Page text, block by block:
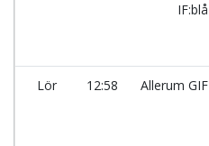
IF:blå
Lör 12:58 Allerum GIF